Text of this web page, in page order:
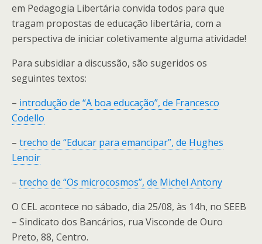
em Pedagogia Libertária convida todos para que
tragam propostas de educação libertária, com a
perspectiva de iniciar coletivamente alguma atividade!
Para subsidiar a discussão, são sugeridos os
seguintes textos:
– introdução de “A boa educação”, de Francesco
Codello
– trecho de “Educar para emancipar”, de Hughes
Lenoir
– trecho de “Os microcosmos”, de Michel Antony
O CEL acontece no sábado, dia 25/08, às 14h, no SEEB
– Sindicato dos Bancários, rua Visconde de Ouro
Preto, 88, Centro.